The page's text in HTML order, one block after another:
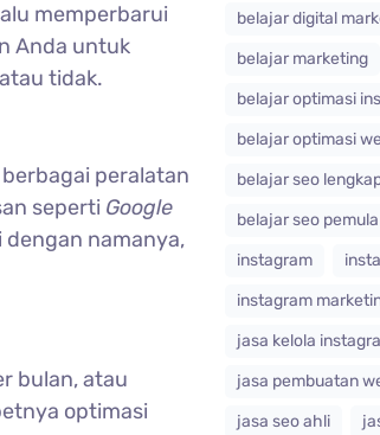
memperbarui
Anda untuk
tidak.
peralatan
seperti Google
dengan namanya,
bulan, atau
optimasi
belajar digital
belajar marketing
belajar optimasi
belajar optimasi
belajar seo
belajar seo pemula
instagram
instagram
jasa kelola
jasa pembuatan
jasa seo ahli